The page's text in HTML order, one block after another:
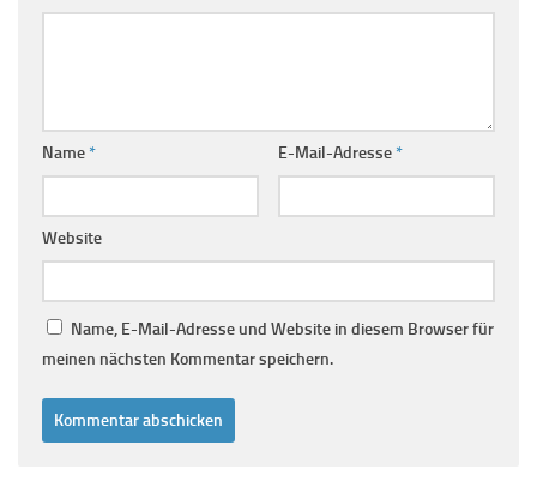
Name* E-Mail-Adresse*
Website
Name, E-Mail-Adresse und Website in diesem Browser für
meinen nächsten Kommentar speichern.